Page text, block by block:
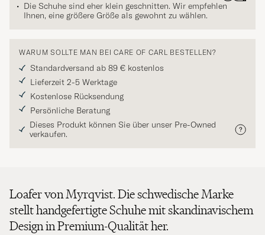
Die Schuhe sind eher klein geschnitten. Wir empfehlen
Ihnen, eine größere Größe als gewohnt zu wählen.
WARUM SOLLTE MAN BEI CARE OF CARL BESTELLEN?
Standardversand ab 89 € kostenlos
Lieferzeit 2-5 Werktage
Kostenlose Rücksendung
Persönliche Beratung
Dieses Produkt können Sie über unser Pre-Owned
verkaufen.
Loafer von Myrqvist. Die schwedische Marke
stellt handgefertigte Schuhe mit skandinavischem
Design in Premium-Qualität her.